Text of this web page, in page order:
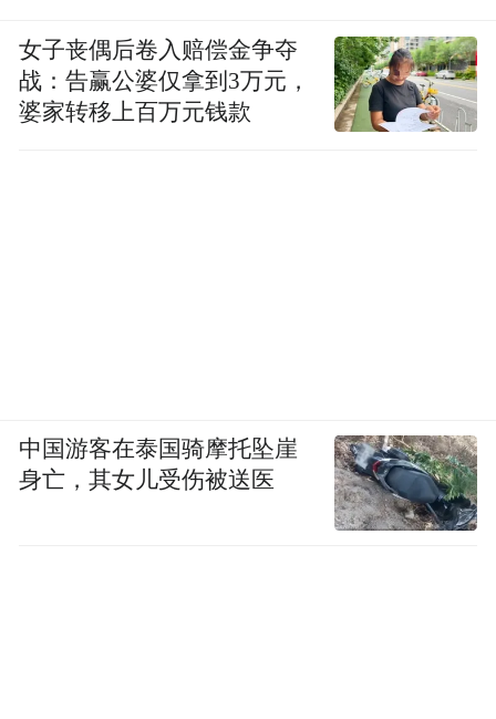
女子丧偶后卷入赔偿金争夺
战：告赢公婆仅拿到3万元，
婆家转移上百万元钱款
中国游客在泰国骑摩托坠崖
身亡，其女儿受伤被送医